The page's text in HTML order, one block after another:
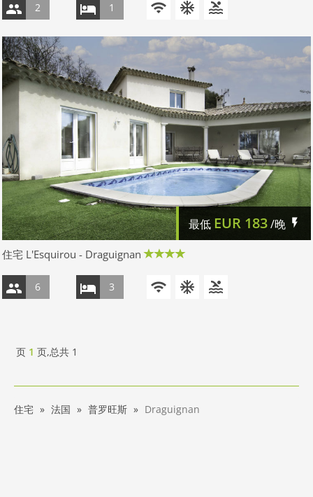
2 1
最低 EUR 183/晚
住宅 L'Esquirou - Draguignan
6 3
页 1 页,总共 1
住宅 法国 普罗旺斯 Draguignan